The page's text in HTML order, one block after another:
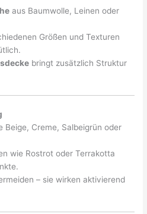
aus Baumwolle, Leinen oder
Größen und Texturen
bringt zusätzlich Struktur
Beige, Creme, Salbeigrün oder
wie Rostrot oder Terrakotta
– sie wirken aktivierend